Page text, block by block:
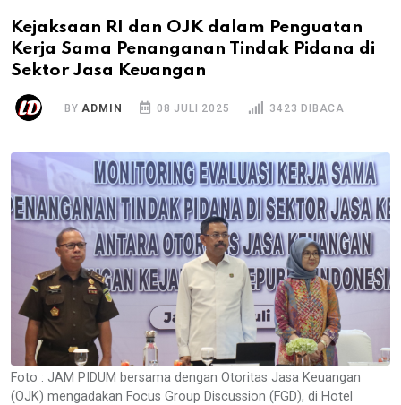
Kejaksaan RI dan OJK dalam Penguatan
Kerja Sama Penanganan Tindak Pidana di
Sektor Jasa Keuangan
BY ADMIN 08 JULI 2025 3423 DIBACA
Foto : JAM PIDUM bersama dengan Otoritas Jasa Keuangan
(OJK) mengadakan Focus Group Discussion (FGD), di Hotel